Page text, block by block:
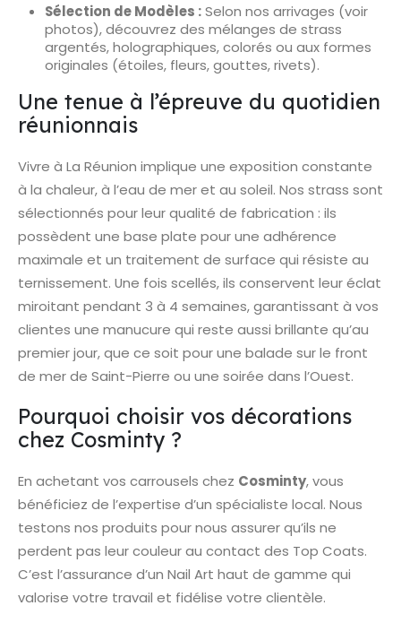
Sélection de Modèles :Selon nos arrivages (voir
photos), découvrez des mélanges de strass
argentés, holographiques, colorés ou aux formes
originales (étoiles, fleurs, gouttes, rivets).
Une tenue à l’épreuve du quotidien
réunionnais
Vivre à La Réunion implique une exposition constante
à la chaleur, à l’eau de mer et au soleil. Nos strass sont
sélectionnés pour leur qualité de fabrication : ils
possèdent une base plate pour une adhérence
maximale et un traitement de surface qui résiste au
ternissement. Une fois scellés, ils conservent leur éclat
miroitant pendant 3 à 4 semaines, garantissant à vos
clientes une manucure qui reste aussi brillante qu’au
premier jour, que ce soit pour une balade sur le front
de mer de Saint-Pierre ou une soirée dans l’Ouest.
Pourquoi choisir vos décorations
chez Cosminty ?
En achetant vos carrousels chez Cosminty, vous
bénéficiez de l’expertise d’un spécialiste local. Nous
testons nos produits pour nous assurer qu’ils ne
perdent pas leur couleur au contact des Top Coats.
C’est l’assurance d’un Nail Art haut de gamme qui
valorise votre travail et fidélise votre clientèle.